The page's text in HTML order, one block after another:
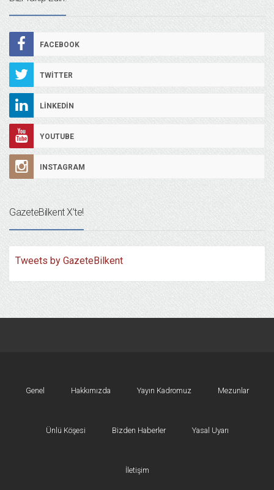
FACEBOOK
TWITTER
LINKEDIN
YOUTUBE
INSTAGRAM
GazeteBilkent X’te!
Tweets by GazeteBilkent
Genel Hakkımızda Yayın Kadromuz Mezunlar
Ünlü Köşesi Bizden Haberler Yasal Uyarı
İletişim